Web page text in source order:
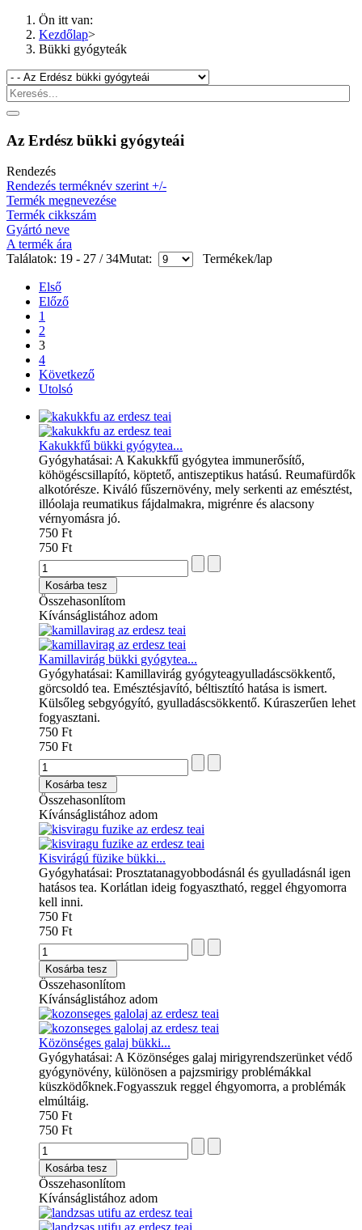
Ön itt van:
Kezdőlap>
Bükki gyógyteák
Az Erdész bükki gyógyteái
Rendezés
Rendezés terméknév szerint +/-
Termék megnevezése
Termék cikkszám
Gyártó neve
A termék ára
Találatok: 19 - 27 / 34Mutat: Termékek/lap
Első
Előző
1
2
3
4
Következő
Utolsó
Kakukkfű bükki gyógytea...
Gyógyhatásai: A Kakukkfű gyógytea immunerősítő,
köhögéscsillapító, köptető, antiszeptikus hatású. Reumafürdők
alkotórésze. Kiváló fűszernövény, mely serkenti az emésztést,
illóolaja reumatikus fájdalmakra, migrénre és alacsony
vérnyomásra jó.
750 Ft
750 Ft
Kosárba tesz
Összehasonlítom
Kívánságlistához adom
Kamillavirág bükki gyógytea...
Gyógyhatásai: Kamillavirág gyógyteagyulladáscsökkentő,
görcsoldó tea. Emésztésjavító, béltisztító hatása is ismert.
Külsőleg sebgyógyító, gyulladáscsökkentő. Kúraszerűen lehet
fogyasztani.
750 Ft
750 Ft
Kosárba tesz
Összehasonlítom
Kívánságlistához adom
Kisvirágú füzike bükki...
Gyógyhatásai: Prosztatanagyobbodásnál és gyulladásnál igen
hatásos tea. Korlátlan ideig fogyasztható, reggel éhgyomorra
kell inni.
750 Ft
750 Ft
Kosárba tesz
Összehasonlítom
Kívánságlistához adom
Közönséges galaj bükki...
Gyógyhatásai: A Közönséges galaj mirigyrendszerünket védő
gyógynövény, különösen a pajzsmirigy problémákkal
küszködőknek.Fogyasszuk reggel éhgyomorra, a problémák
elmúltáig.
750 Ft
750 Ft
Kosárba tesz
Összehasonlítom
Kívánságlistához adom